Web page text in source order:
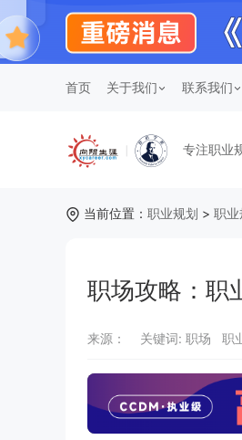
首页 关于我们 联系我们
专注职业
当前位置： 职业规划 > 职
职场攻略：职
来源： 关键词: 职场 职